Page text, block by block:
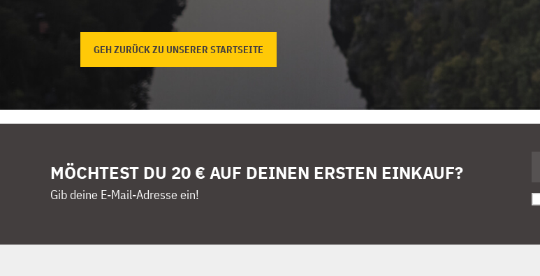
GEH ZURÜCK ZU UNSERER STARTSEITE
MÖCHTEST DU 20 € AUF DEINEN ERSTEN EINKAUF?
Gib deine E-Mail-Adresse ein!